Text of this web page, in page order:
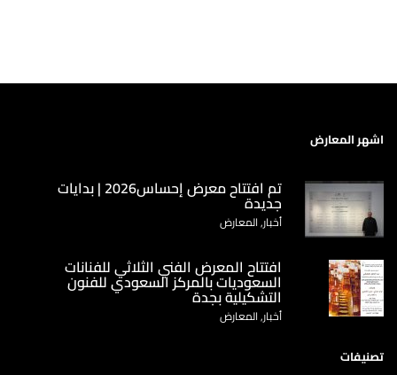
اشهر المعارض
تم افتتاح معرض إحساس2026 | بدايات
جديدة
أخبار, المعارض
‏افتتاح المعرض الفني الثلاثي للفنانات
السعوديات بالمركز السعودي للفنون
التشكيلية بجدة
أخبار, المعارض
تصنيفات